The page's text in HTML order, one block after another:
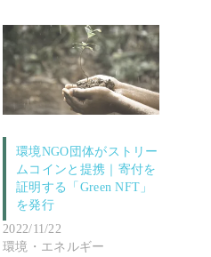
環境NGO団体がストリー
ムコインと提携｜寄付を
証明する「Green NFT」
を発行
2022/11/22
環境・エネルギー